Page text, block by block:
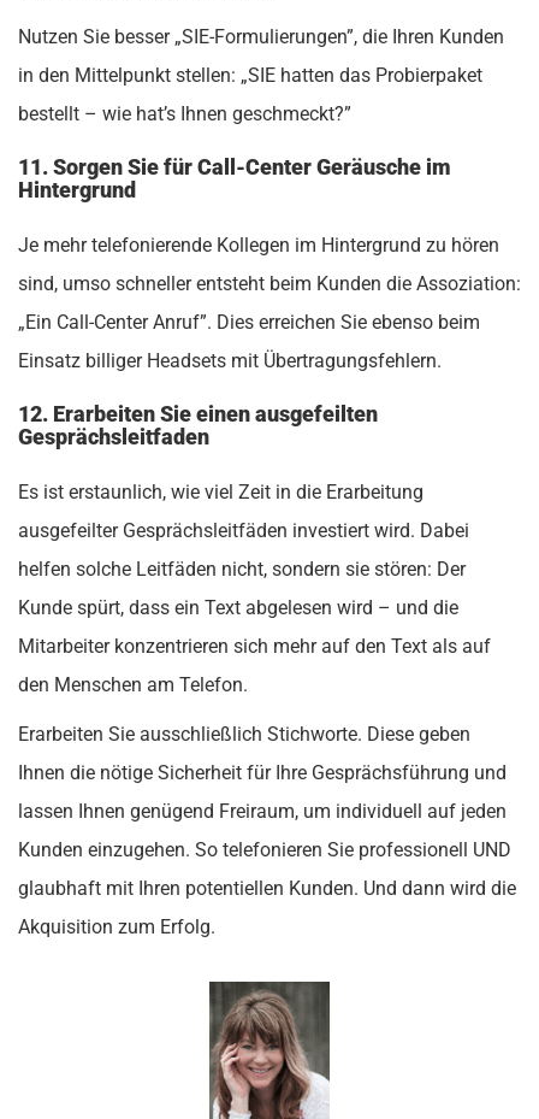
Nutzen Sie besser „SIE-Formulierungen”, die Ihren Kunden
in den Mittelpunkt stellen: „SIE hatten das Probierpaket
bestellt – wie hat’s Ihnen geschmeckt?”
11. Sorgen Sie für Call-Center Geräusche im
Hintergrund
Je mehr telefonierende Kollegen im Hintergrund zu hören
sind, umso schneller entsteht beim Kunden die Assoziation:
„Ein Call-Center Anruf”. Dies erreichen Sie ebenso beim
Einsatz billiger Headsets mit Übertragungsfehlern.
12. Erarbeiten Sie einen ausgefeilten
Gesprächsleitfaden
Es ist erstaunlich, wie viel Zeit in die Erarbeitung
ausgefeilter Gesprächsleitfäden investiert wird. Dabei
helfen solche Leitfäden nicht, sondern sie stören: Der
Kunde spürt, dass ein Text abgelesen wird – und die
Mitarbeiter konzentrieren sich mehr auf den Text als auf
den Menschen am Telefon.
Erarbeiten Sie ausschließlich Stichworte. Diese geben
Ihnen die nötige Sicherheit für Ihre Gesprächsführung und
lassen Ihnen genügend Freiraum, um individuell auf jeden
Kunden einzugehen. So telefonieren Sie professionell UND
glaubhaft mit Ihren potentiellen Kunden. Und dann wird die
Akquisition zum Erfolg.